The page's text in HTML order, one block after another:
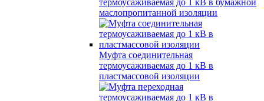
термоусаживаемая до 1 кВ в бумажной
маслопропитанной изоляции
Муфта соединительная
термоусаживаемая до 1 кВ в
пластмассовой изоляции